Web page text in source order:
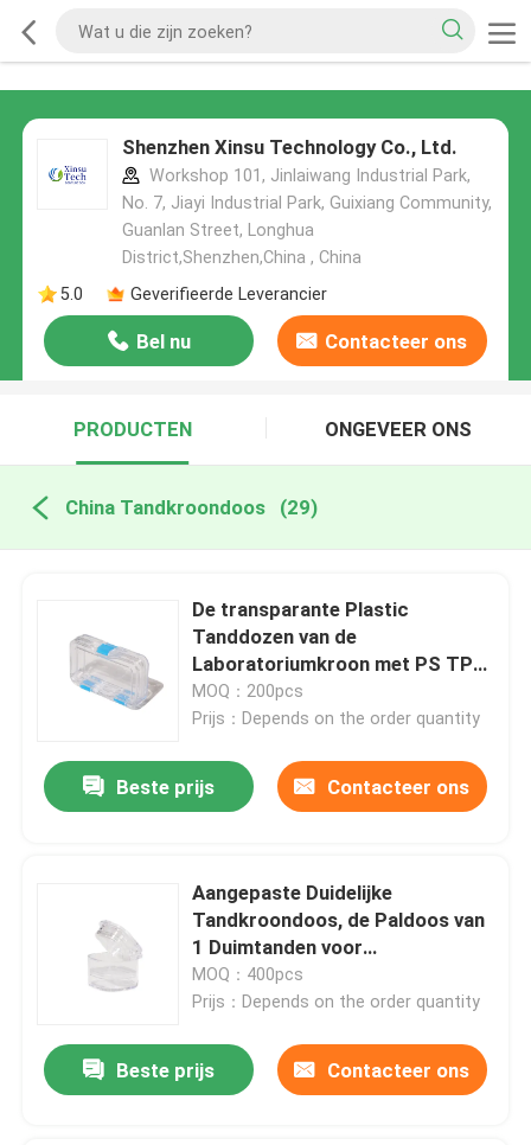
Shenzhen Xinsu Technology Co., Ltd.
Workshop 101, Jinlaiwang Industrial Park,
No. 7, Jiayi Industrial Park, Guixiang Community,
Guanlan Street, Longhua
District,Shenzhen,China , China
5.0
Geverifieerde Leverancier
Bel nu Contacteer ons
PRODUCTEN ONGEVEER ONS
China Tandkroondoos (29)
De transparante Plastic
Tanddozen van de
Laboratoriumkroon met PS TPU
Filmmateriaal
MOQ：200pcs
Prijs：Depends on the order quantity
Beste prijs Contacteer ons
Aangepaste Duidelijke
Tandkroondoos, de Paldoos van
1 Duimtanden voor
Tandlaboratorium
MOQ：400pcs
Prijs：Depends on the order quantity
Beste prijs Contacteer ons